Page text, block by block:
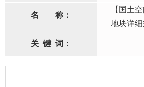
名 称：
【国土
地块详
关 键 词：